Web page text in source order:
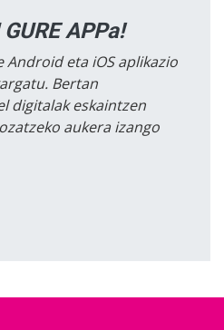
APPa!
Android eta iOS aplikazio
Bertan
digitalak eskaintzen
aukera izango